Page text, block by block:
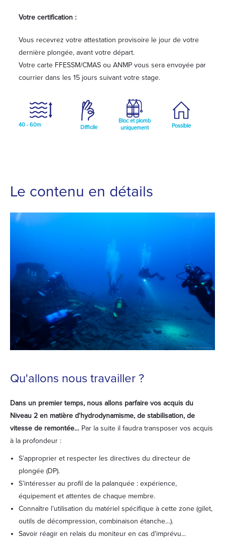
Votre certification :
Vous recevrez votre attestation provisoire le jour de votre
dernière plongée, avant votre départ.
Votre carte FFESSM/CMAS ou ANMP vous sera envoyée par
courrier dans les 15 jours suivant votre stage.
40 - 60m Difficile
Bloc et plomb
uniquement
Possible
Le contenu en détails
Qu'allons nous travailler ?
Dans un premier temps, nous allons parfaire vos acquis du
Niveau 2 en matière d'hydrodynamisme, de stabilisation, de
vitesse de remontée… Par la suite il faudra transposer vos acquis
à la profondeur :
S’approprier et respecter les directives du directeur de
plongée (DP).
S’intéresser au profil de la palanquée : expérience,
équipement et attentes de chaque membre.
Connaître l’utilisation du matériel spécifique à cette zone (gilet,
outils de décompression, combinaison étanche…).
Savoir réagir en relais du moniteur en cas d'imprévu...